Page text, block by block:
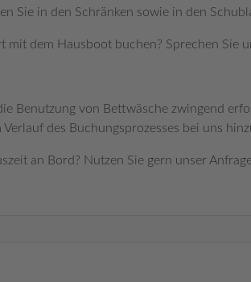
Sie in den Schränken sowie in den
mit dem Hausboot buchen? Sprechen Sie
Benutzung von Bettwäsche zwingend
des Buchungsprozesses bei uns
an Bord? Nutzen Sie gern unser